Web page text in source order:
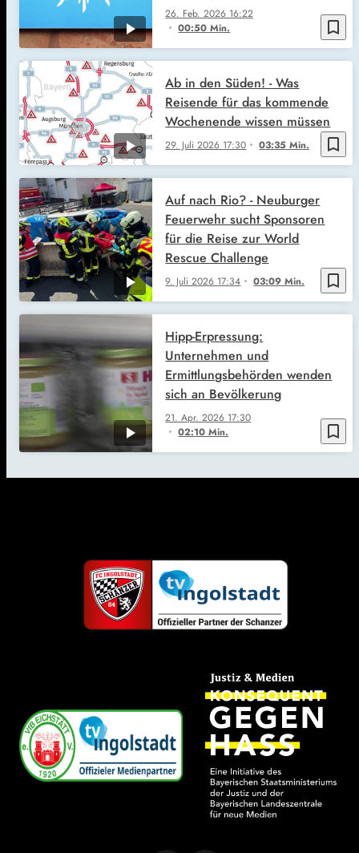
bookmark_border
26. Feb. 2026 16:22
00:50 Min.
bookmark_border
29. Juli 2026 17:30 03:35 Min.
Ab in den Süden! - Was
Reisende für das kommende
Wochenende wissen müssen
bookmark_border
9. Juli 2026 17:34 03:09 Min.
Auf nach Rio? - Neuburger
Feuerwehr sucht Sponsoren
für die Reise zur World
Rescue Challenge
bookmark_border
21. Apr. 2026 17:30
02:10 Min.
Hipp-Erpressung:
Unternehmen und
Ermittlungsbehörden wenden
sich an Bevölkerung